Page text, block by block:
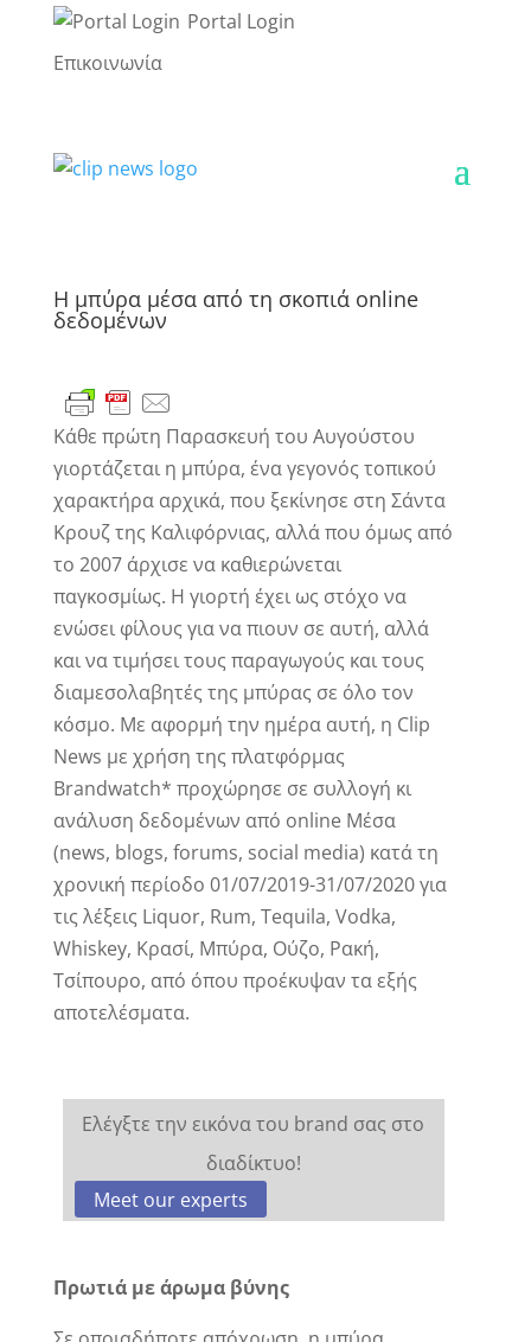
Portal Login
Επικοινωνία
Η μπύρα μέσα από τη σκοπιά online
δεδομένων
Κάθε πρώτη Παρασκευή του Αυγούστου
γιορτάζεται η μπύρα, ένα γεγονός τοπικού
χαρακτήρα αρχικά, που ξεκίνησε στη Σάντα
Κρουζ της Καλιφόρνιας, αλλά που όμως από
το 2007 άρχισε να καθιερώνεται
παγκοσμίως. Η γιορτή έχει ως στόχο να
ενώσει φίλους για να πιουν σε αυτή, αλλά
και να τιμήσει τους παραγωγούς και τους
διαμεσολαβητές της μπύρας σε όλο τον
κόσμο. Με αφορμή την ημέρα αυτή, η Clip
News με χρήση της πλατφόρμας
Brandwatch* προχώρησε σε συλλογή κι
ανάλυση δεδομένων από online Μέσα
(news, blogs, forums, social media) κατά τη
χρονική περίοδο 01/07/2019-31/07/2020 για
τις λέξεις Liquor, Rum, Tequila, Vodka,
Whiskey, Κρασί, Μπύρα, Ούζο, Ρακή,
Τσίπουρο, από όπου προέκυψαν τα εξής
αποτελέσματα.
Ελέγξτε την εικόνα του brand σας στο
διαδίκτυο!
Meet our experts
Πρωτιά με άρωμα βύνης